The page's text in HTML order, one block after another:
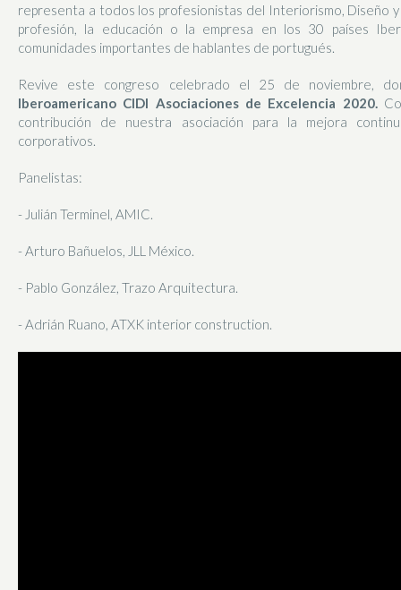
representa a todos los profesionistas del Interiorismo, Diseño
profesión, la educación o la empresa en los 30 países
comunidades importantes de hablantes de portugués.
Revive este congreso celebrado el 25 de noviembre,
Iberoamericano CIDI Asociaciones de Excelencia 2020.
contribución de nuestra asociación para la mejora
corporativos.
Panelistas:
- Julián Terminel, AMIC.
- Arturo Bañuelos, JLL México.
- Pablo González, Trazo Arquitectura.
- Adrián Ruano, ATXK interior construction.